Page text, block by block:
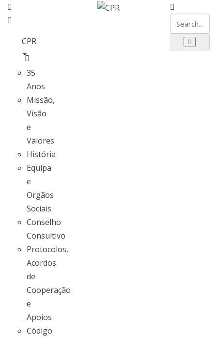
CPR
35
Anos
Missão,
Visão
e
Valores
História
Equipa
e
Orgãos
Sociais
Conselho
Consultivo
Protocolos,
Acordos
de
Cooperação
e
Apoios
Código